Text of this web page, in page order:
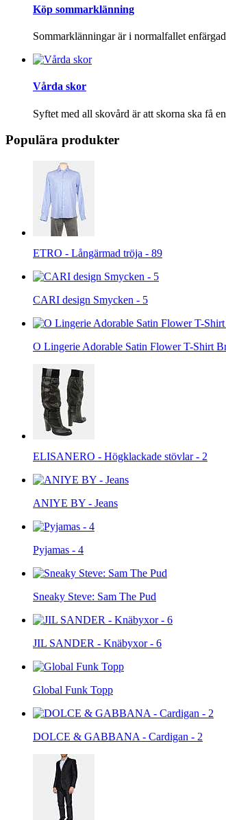
Köp sommarklänning
Sommarklänningar är i normalfallet
Vårda skor
Syftet med all skovård är att skorna ska få
Populära produkter
ETRO - Långärmad tröja - 89
CARI design Smycken - 5
O Lingerie Adorable Satin Flower T-Shirt
ELISANERO - Högklackade stövlar - 2
ANIYE BY - Jeans
Pyjamas - 4
Sneaky Steve: Sam The Pud
JIL SANDER - Knäbyxor - 6
Global Funk Topp
DOLCE & GABBANA - Cardigan - 2